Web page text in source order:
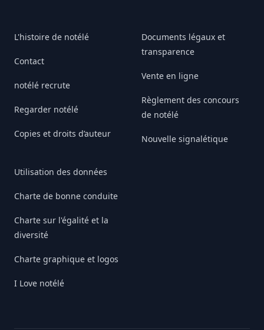
L'histoire de notélé
Contact
notélé recrute
Regarder notélé
Copies et droits d’auteur
Utilisation des données
Charte de bonne conduite
Charte sur l'égalité et la
diversité
Charte graphique et logos
I Love notélé
Documents légaux et
transparence
Vente en ligne
Règlement des concours
de notélé
Nouvelle signalétique